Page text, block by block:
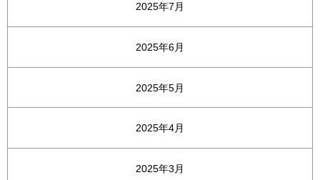
2025年7月
2025年6月
2025年5月
2025年4月
2025年3月